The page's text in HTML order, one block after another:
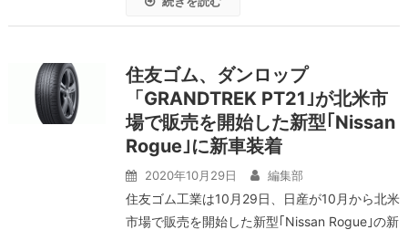
住友ゴム、ダンロップ
「GRANDTREK PT21｣が北米市
場で販売を開始した新型｢Nissan
Rogue｣に新車装着
2020年10月29日 編集部
住友ゴム工業は10月29日、日産が10月から北米
市場で販売を開始した新型｢Nissan Rogue｣の新